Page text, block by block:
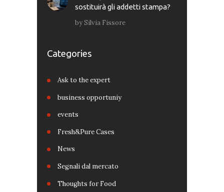
sostituirà gli addetti stampa?
bySilvia Fissore
Categories
Ask to the expert
business opportuniy
events
Fresh&Pure Cases
News
Segnali dal mercato
Thoughts for Food